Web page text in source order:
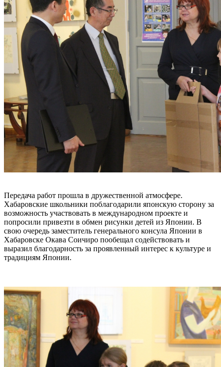
Передача работ прошла в дружественной атмосфере.
Хабаровские школьники поблагодарили японскую сторону за
возможность участвовать в международном проекте и
попросили привезти в обмен рисунки детей из Японии. В
свою очередь заместитель генерального консула Японии в
Хабаровске Окава Соичиро пообещал содействовать и
выразил благодарность за проявленный интерес к культуре и
традициям Японии.